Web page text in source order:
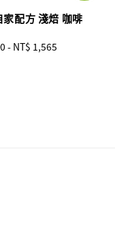
家配方 淺焙 咖啡
- NT$ 1,565